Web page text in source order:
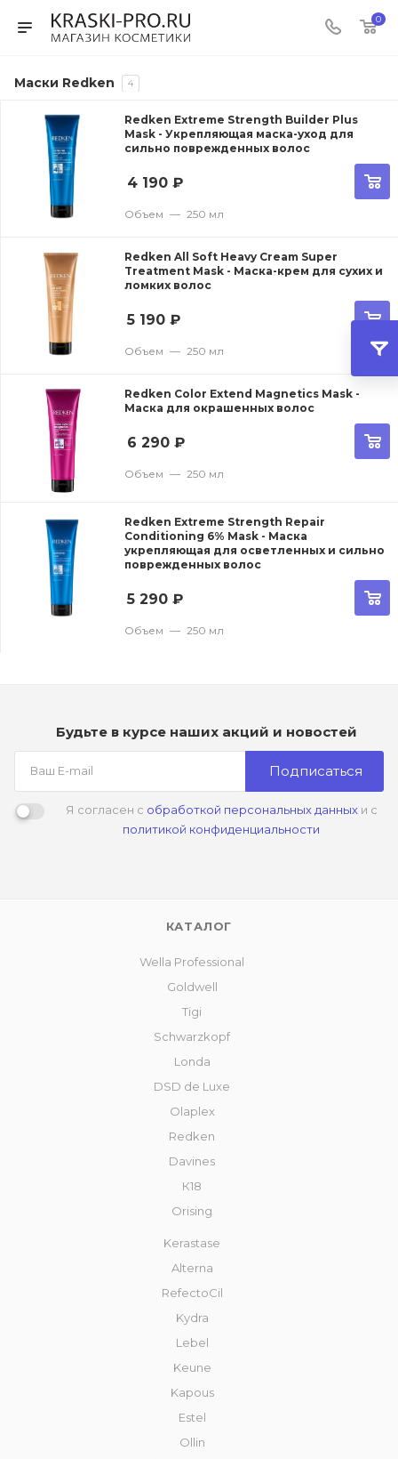
0
Маски Redken 4
Redken Extreme Strength Builder Plus
Mask - Укрепляющая маска-уход для
сильно поврежденных волос
4 190 ₽
Объем — 250 мл
Redken All Soft Heavy Cream Super
Treatment Mask - Маска-крем для сухих и
ломких волос
5 190 ₽
Объем — 250 мл
Redken Color Extend Magnetics Mask -
Маска для окрашенных волос
6 290 ₽
Объем — 250 мл
Redken Extreme Strength Repair
Conditioning 6% Mask - Маска
укрепляющая для осветленных и сильно
поврежденных волос
5 290 ₽
Объем — 250 мл
Будьте в курсе наших акций и новостей
Подписаться
Я согласен с обработкой персональных данныхи с
политикой конфиденциальности
КАТАЛОГ
Wella Professional
Goldwell
Tigi
Schwarzkopf
Londa
DSD de Luxe
Olaplex
Redken
Davines
К18
Orising
Kerastase
Alterna
RefectoCil
Kydra
Lebel
Keune
Kapous
Estel
Ollin